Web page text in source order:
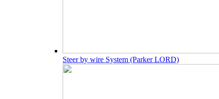
Steer by wire System (Parker LORD)